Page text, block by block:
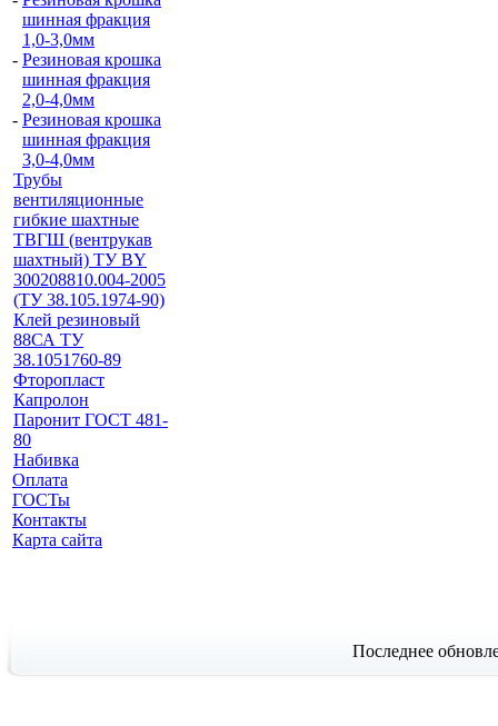
шинная фракция
1,0-3,0мм
- Резиновая крошка
шинная фракция
2,0-4,0мм
- Резиновая крошка
шинная фракция
3,0-4,0мм
Трубы
вентиляционные
гибкие шахтные
ТВГШ (вентрукав
шахтный) ТУ BY
300208810.004-2005
(ТУ 38.105.1974-90)
Клей резиновый
88СА ТУ
38.1051760-89
Фторопласт
Капролон
Паронит ГОСТ 481-
80
Набивка
Оплата
ГОСТы
Контакты
Карта сайта
Последнее